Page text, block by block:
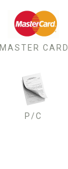
MASTER CARD
Р/С